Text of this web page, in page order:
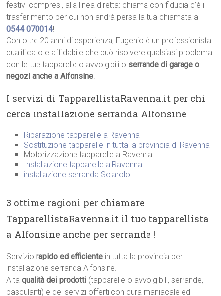
festivi compresi, alla linea diretta: chiama con fiducia c’è il
trasferimento per cui non andrà persa la tua chiamata al
0544 070014!
Con oltre 20 anni di esperienza, Eugenio è un professionista
qualificato e affidabile che può risolvere qualsiasi problema
con le tue tapparelle o avvolgibili o serrande di garage o
negozi anche a Alfonsine.
I servizi di TapparellistaRavenna.it per chi
cerca installazione serranda Alfonsine
Riparazione tapparelle a Ravenna
Sostituzione tapparelle in tutta la provincia di Ravenna
Motorizzazione tapparelle a Ravenna
Installazione tapparelle a Ravenna
installazione serranda Solarolo
3 ottime ragioni per chiamare
TapparellistaRavenna.it il tuo tapparellista
a Alfonsine anche per serrande !
Serviziorapido ed efficiente in tutta la provincia per
installazione serranda Alfonsine.
Altaqualità dei prodotti (tapparelle o avvolgibili, serrande,
basculanti) e dei servizi offerti con cura maniacale ed